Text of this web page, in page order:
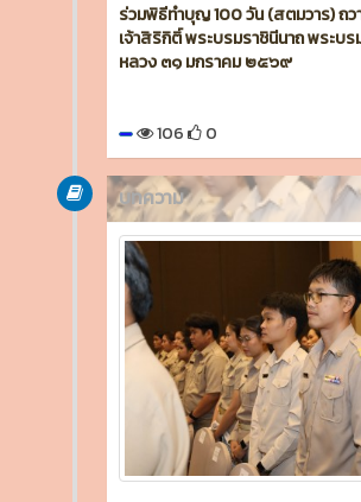
ร่วมพิธีทำบุญ 100 วัน (สตมวาร) ถว
เจ้าสิริกิติ์ พระบรมราชินีนาถ พระบ
หลวง ๓๑ มกราคม ๒๕๖๙
106 0
บทความ